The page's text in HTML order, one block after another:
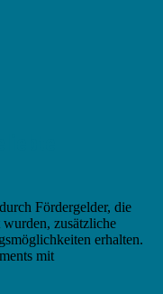
Fördergelder, die
zusätzliche
erhalten.
mit